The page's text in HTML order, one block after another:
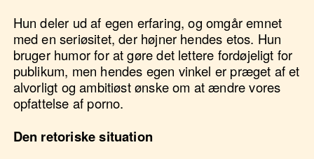
Hun deler ud af egen erfaring, og omgår emnet
med en seriøsitet, der højner hendes etos. Hun
bruger humor for at gøre det lettere fordøjeligt for
publikum, men hendes egen vinkel er præget af et
alvorligt og ambitiøst ønske om at ændre vores
opfattelse af porno.
Den retoriske situation